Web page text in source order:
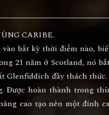
CARIBE.
bất kỳ thời điểm nào,
21 năm ở Scotland, nó
Glenfiddich đầy thách
Được hoàn thành trong
cao tạo nên một đỉnh